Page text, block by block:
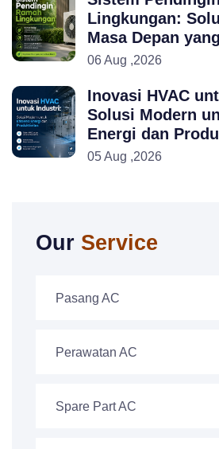
Lingkungan:
Masa Depan
06 Aug ,2026
Inovasi HVAC
Solusi Modern
Energi dan
05 Aug ,2026
Our Service
Pasang AC
Perawatan AC
Spare Part AC